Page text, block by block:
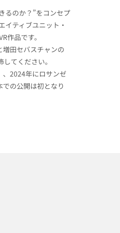
るのか？”をコンセプ
イティブユニット・
作品です。
田セバスチャンの
てください。
、2024年にロサンゼ
の公開は初となり